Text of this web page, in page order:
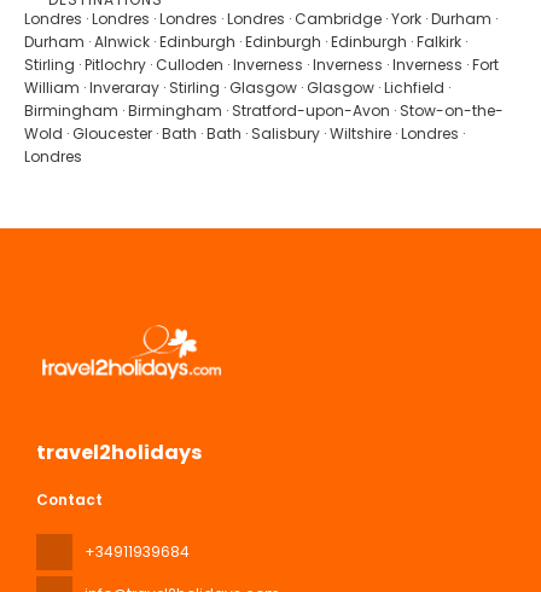
Afficher
Londres · Londres · Londres · Londres · Cambridge · York · Durham ·
Durham · Alnwick · Edinburgh · Edinburgh · Edinburgh · Falkirk ·
Stirling · Pitlochry · Culloden · Inverness · Inverness · Inverness · Fort
William · Inveraray · Stirling · Glasgow · Glasgow · Lichfield ·
Birmingham · Birmingham · Stratford-upon-Avon · Stow-on-the-
Wold · Gloucester · Bath · Bath · Salisbury · Wiltshire · Londres ·
Londres
travel2holidays
Contact
+34911939684